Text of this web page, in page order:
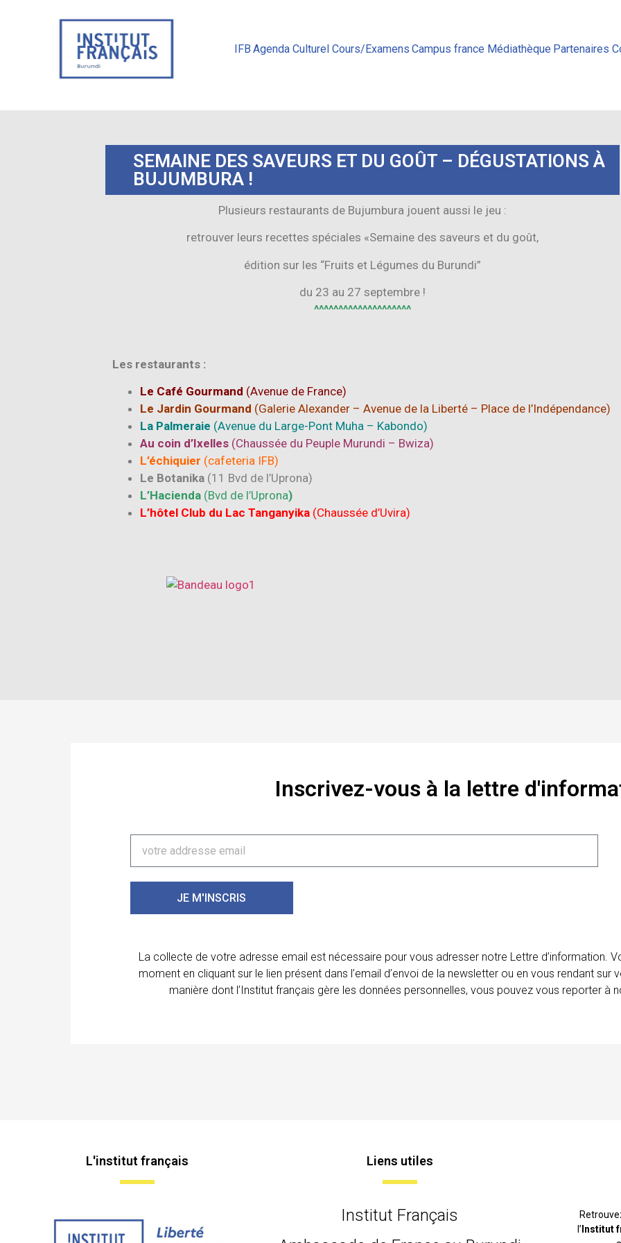
IFB Agenda Culturel Cours/Examens Campus france Médiathèque Partenaires
SEMAINE DES SAVEURS ET DU GOÛT – DÉGUSTATIONS À
BUJUMBURA !
Plusieurs restaurants de Bujumbura jouent aussi le jeu :
retrouver leurs recettes spéciales «Semaine des saveurs et du goût,
édition sur les “Fruits et Légumes du Burundi”
du 23 au 27 septembre !
^^^^^^^^^^^^^^^^^^^^
Les restaurants :
Le Café Gourmand (Avenue de France)
Le Jardin Gourmand (Galerie Alexander – Avenue de la Liberté – Place de l’Indépendance)
La Palmeraie (Avenue du Large-Pont Muha – Kabondo)
Au coin d’Ixelles (Chaussée du Peuple Murundi – Bwiza)
L’échiquier (cafeteria IFB)
Le Botanika (11 Bvd de l’Uprona)
L’Hacienda (Bvd de l’Uprona)
L’hôtel Club du Lac Tanganyika (Chaussée d’Uvira)
Inscrivez-vous à la lettre
JE M'INSCRIS
La collecte de votre adresse email est nécessaire pour vous adresser notre Lettre d’information.
moment en cliquant sur le lien présent dans l’email d’envoi de la newsletter ou en vous rendant
manière dont l’Institut français gère les données personnelles, vous pouvez vous reporter à
L'institut français Liens utiles
Institut Français
l’ Institut